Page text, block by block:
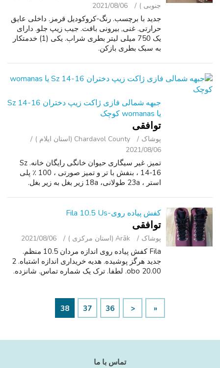
جنوبی )
2021/08/06
جدید با برچسب. رنگ-کروکودیل قرمز. داخلی عایق
حرارتی. غنی, بیرونی بافت. جیب زیپ جلو. دارای
یک 750 میلی لیتر بطری شراب. یکی (1) خدمتکار
به سبک بطری بازکن.
جبهه شمالی فازی ژاکت زیپ دختران Sz 14-16
یا womanas کوچک
توافقی
پوشاک
Chardavol County (استان ایلام )
2021/08/06
تمیز, غیر سیگاری حیوان خانگی رایگان خانه. Sz
14-16 ، بنفش با تر و تمیز صورتی ، 100 ٪ پلی
استر ، 23a طولانی، 18a زیر بغل به زیر بغل.
کفش پیاده روی-Fila 10.5 Us
توافقی
پوشاک Arāk (استان مرکزی ) 2021/08/06
Fila کفش پیاده روی اندازه مردان 10.5 منظم.
جدید هرگز پوشیده. هدیه خریداری اندازه اشتباه. 2
20.00 obo. لطفا. ترک یک شماره تماس. شانزده.
«
<
36
37
38
تماس با ما